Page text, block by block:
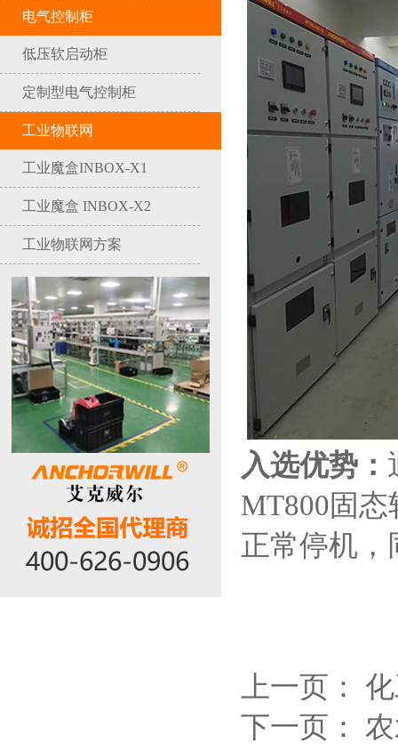
电气控制柜
低压软启动柜
定制型电气控制柜
工业物联网
工业魔盒INBOX-X1
工业魔盒 INBOX-X2
工业物联网方案
入选优势：
MT800固
正常停机，
上一页：
下一页：